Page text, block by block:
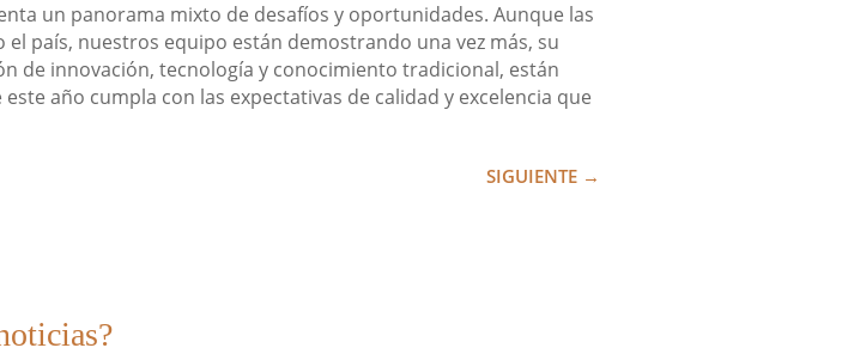
un panorama mixto de desafíos y oportunidades. Aunque las
país, nuestros equipo están demostrando una vez más, su
de innovación, tecnología y conocimiento tradicional, están
año cumpla con las expectativas de calidad y excelencia que
SIGUIENTE →